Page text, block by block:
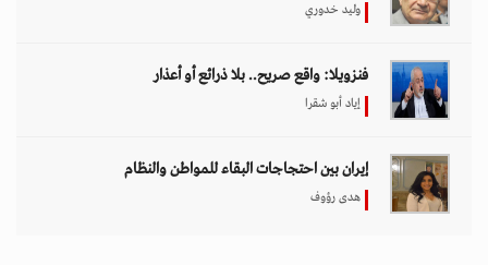
وليد خدوري
فنزويلا: واقع صريح.. بلا ذرائع أو أعذار
إياد أبو شقرا
إيران بين احتجاجات البقاء للمواطن والنظام
هدى رؤوف